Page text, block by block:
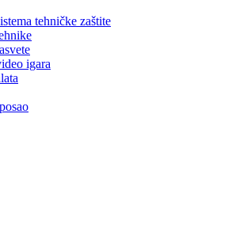
tehničke zaštite
igara